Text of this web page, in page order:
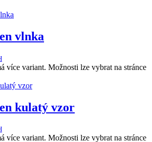
vlnka
více variant. Možnosti lze vybrat na stránce
kulatý vzor
více variant. Možnosti lze vybrat na stránce